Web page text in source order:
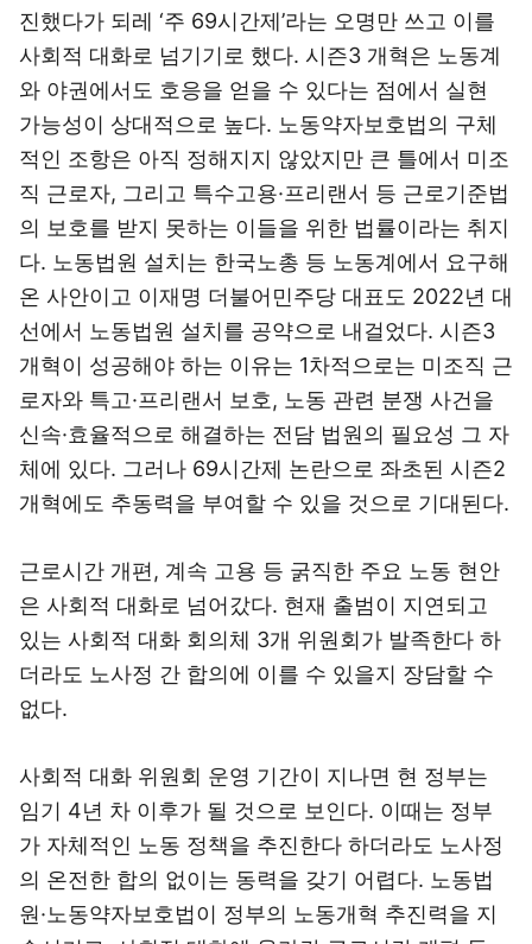
진했다가 되레 ‘주 69시간제’라는 오명만 쓰고 이를
사회적 대화로 넘기기로 했다. 시즌3 개혁은 노동계
와 야권에서도 호응을 얻을 수 있다는 점에서 실현
가능성이 상대적으로 높다. 노동약자보호법의 구체
적인 조항은 아직 정해지지 않았지만 큰 틀에서 미조
직 근로자, 그리고 특수고용·프리랜서 등 근로기준법
의 보호를 받지 못하는 이들을 위한 법률이라는 취지
다. 노동법원 설치는 한국노총 등 노동계에서 요구해
온 사안이고 이재명 더불어민주당 대표도 2022년 대
선에서 노동법원 설치를 공약으로 내걸었다. 시즌3
개혁이 성공해야 하는 이유는 1차적으로는 미조직 근
로자와 특고·프리랜서 보호, 노동 관련 분쟁 사건을
신속·효율적으로 해결하는 전담 법원의 필요성 그 자
체에 있다. 그러나 69시간제 논란으로 좌초된 시즌2
개혁에도 추동력을 부여할 수 있을 것으로 기대된다.
근로시간 개편, 계속 고용 등 굵직한 주요 노동 현안
은 사회적 대화로 넘어갔다. 현재 출범이 지연되고
있는 사회적 대화 회의체 3개 위원회가 발족한다 하
더라도 노사정 간 합의에 이를 수 있을지 장담할 수
없다.
사회적 대화 위원회 운영 기간이 지나면 현 정부는
임기 4년 차 이후가 될 것으로 보인다. 이때는 정부
가 자체적인 노동 정책을 추진한다 하더라도 노사정
의 온전한 합의 없이는 동력을 갖기 어렵다. 노동법
원·노동약자보호법이 정부의 노동개혁 추진력을 지